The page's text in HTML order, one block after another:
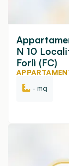
N 10
Forlì (FC)
- mq